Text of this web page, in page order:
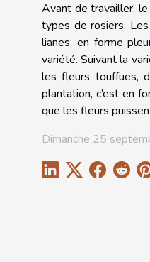
Avant de travailler,
types de rosiers.
lianes, en forme
variété. Suivant la
les fleurs touffues,
plantation, c’est en
que les fleurs
Dimanche 25